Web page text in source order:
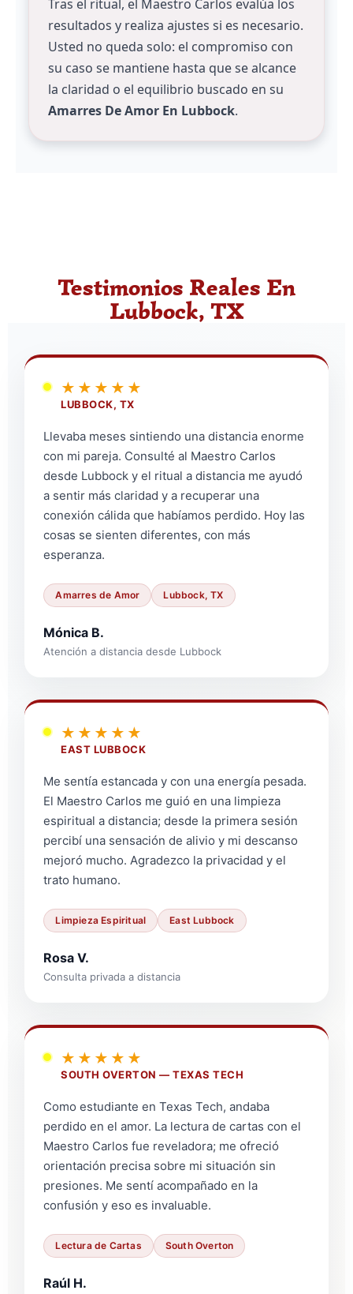
Tras el ritual, el Maestro Carlos evalúa los
resultados y realiza ajustes si es necesario.
Usted no queda solo: el compromiso con
su caso se mantiene hasta que se alcance
la claridad o el equilibrio buscado en su
Amarres De Amor En Lubbock.
Testimonios Reales En
Lubbock, TX
★★★★★
LUBBOCK, TX
Llevaba meses sintiendo una distancia enorme
con mi pareja. Consulté al Maestro Carlos
desde Lubbock y el ritual a distancia me ayudó
a sentir más claridad y a recuperar una
conexión cálida que habíamos perdido. Hoy las
cosas se sienten diferentes, con más
esperanza.
Amarres de Amor Lubbock, TX
Mónica B.
Atención a distancia desde Lubbock
★★★★★
EAST LUBBOCK
Me sentía estancada y con una energía pesada.
El Maestro Carlos me guió en una limpieza
espiritual a distancia; desde la primera sesión
percibí una sensación de alivio y mi descanso
mejoró mucho. Agradezco la privacidad y el
trato humano.
Limpieza Espiritual East Lubbock
Rosa V.
Consulta privada a distancia
★★★★★
SOUTH OVERTON — TEXAS TECH
Como estudiante en Texas Tech, andaba
perdido en el amor. La lectura de cartas con el
Maestro Carlos fue reveladora; me ofreció
orientación precisa sobre mi situación sin
presiones. Me sentí acompañado en la
confusión y eso es invaluable.
Lectura de Cartas South Overton
Raúl H.